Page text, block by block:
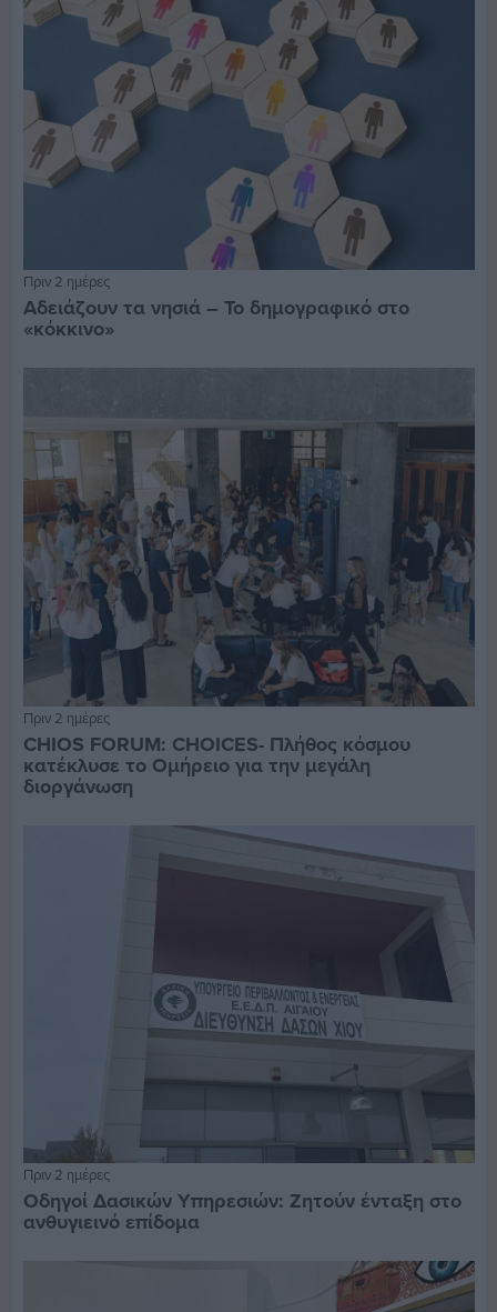
Πριν 2 ημέρες
Αδειάζουν τα νησιά – Το δημογραφικό στο
«κόκκινο»
Πριν 2 ημέρες
CHIOS FORUM: CHOICES- Πλήθος κόσμου
κατέκλυσε το Ομήρειο για την μεγάλη
διοργάνωση
Πριν 2 ημέρες
Οδηγοί Δασικών Υπηρεσιών: Ζητούν ένταξη στο
ανθυγιεινό επίδομα